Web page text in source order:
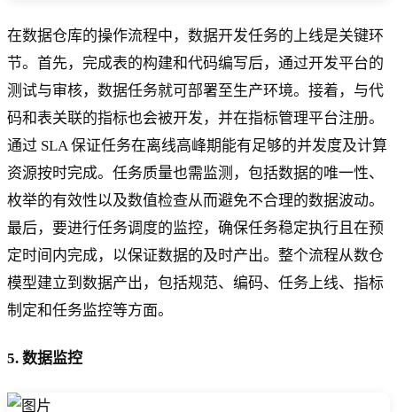
在数据仓库的操作流程中，数据开发任务的上线是关键环
节。首先，完成表的构建和代码编写后，通过开发平台的
测试与审核，数据任务就可部署至生产环境。接着，与代
码和表关联的指标也会被开发，并在指标管理平台注册。
通过 SLA 保证任务在离线高峰期能有足够的并发度及计算
资源按时完成。任务质量也需监测，包括数据的唯一性、
枚举的有效性以及数值检查从而避免不合理的数据波动。
最后，要进行任务调度的监控，确保任务稳定执行且在预
定时间内完成，以保证数据的及时产出。整个流程从数仓
模型建立到数据产出，包括规范、编码、任务上线、指标
制定和任务监控等方面。
5. 数据监控